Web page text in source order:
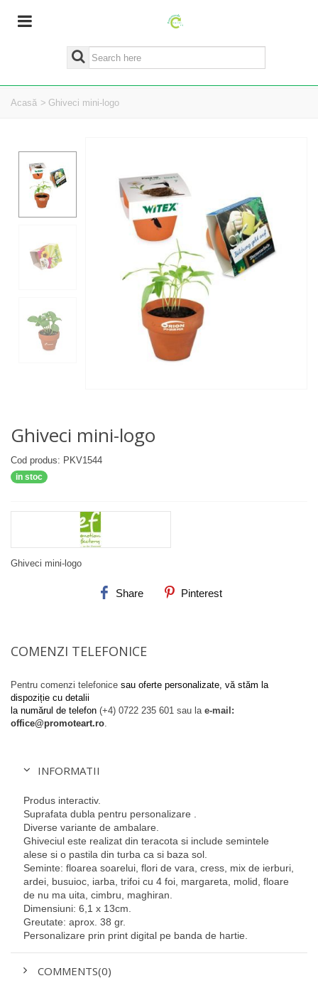
Acasă > Ghiveci mini-logo
Ghiveci mini-logo
Cod produs: PKV1544
in stoc
Ghiveci mini-logo
Share Pinterest
COMENZI TELEFONICE
Pentru comenzi telefonice sau oferte personalizate, vă stăm la
dispoziție cu detalii
la numărul de telefon (+4) 0722 235 601 sau lae-mail:
office@promoteart.ro.
INFORMATII
Produs interactiv.
Suprafata dubla pentru personalizare .
Diverse variante de ambalare.
Ghiveciul este realizat din teracota si include semintele
alese si o pastila din turba ca si baza sol.
Seminte: floarea soarelui, flori de vara, cress, mix de ierburi,
ardei, busuioc, iarba, trifoi cu 4 foi, margareta, molid, floare
de nu ma uita, cimbru, maghiran.
Dimensiuni: 6,1 x 13cm.
Greutate: aprox. 38 gr.
Personalizare prin print digital pe banda de hartie.
COMMENTS(0)